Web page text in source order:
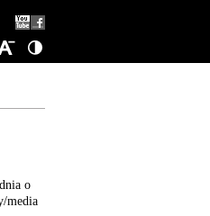
o
media